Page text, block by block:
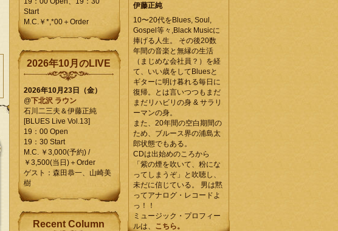
Start
M.C.￥*,*00＋Order
2026年10月のLIVE
2026年10月23日（金）
@下北沢 ラウン
石川二三夫＆伊藤正純
[BLUES Live Vol.13]
19：00 Open
19：30 Start
M.C. ￥3,000(予約) /
￥3,500(当日)＋Order
ゲスト：森田恭一、山崎美
樹
Recent Column
伊藤正純
10〜20代をBlues, Soul,
Gospel等々,Black Musicに
捧げる人生。 その後20数
年間の音楽と無縁の生活
（まじめな会社員？）を経
て、いい歳をしてBluesと
ギターに明け暮れる毎日に
復帰。とは言いつつもまだ
まだリハビリの身 & サラリ
ーマンの身。
また、20年間の空白期間の
ため、ブルース界の浦島太
郎状態でもある。
CDは出始めのころから
「紫の煙を吹いて、粉にな
ってしまうぞ」と吹聴し、
未だに信じている。 男は黙
ってアナログ・レコードよ
っ！！
ミュージック・プロフィー
ルは、 こちら。